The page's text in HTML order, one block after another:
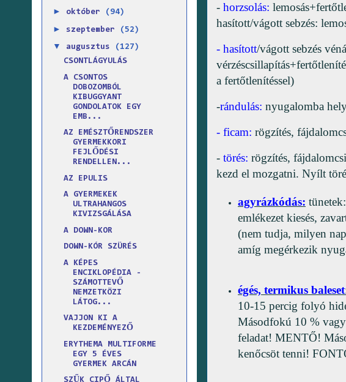
- horzsolás:
hasított/vágott sebzés:
- hasított/vágott sebzés
a fertőtlenítéssel)
-rándulás: nyugalomba
- ficam: rögzítés,
- törés: rögzítés,
kezd el mozgatni. Nyílt
agyrázkódás:
emlékezet kiesés,
(nem tudja, milyen
amíg megérkezik
égés, termikus baleset
10-15 percig folyó
Másodfokú 10 %
feladat! MENTŐ!
kenőcsöt tenni!
► október (94)
► szeptember (52)
▼ augusztus
(127)
CSONTLÁGYULÁS
A CSONTOS
DOBOZOMBÓL
KIBUGGYANT
GONDOLATOK EGY
EMB...
AZ EMÉSZTŐRENDSZER
GYERMEKKORI
FEJLŐDÉSI
RENDELLEN...
AZ EPULIS
A GYERMEKEK
ULTRAHANGOS
KIVIZSGÁLÁSA
A DOWN-KOR
DOWN-KÓR SZÜRÉS
A KÉPES
ENCIKLOPÉDIA -
SZÁMOTTEVŐ
NEMZETKÖZI
LÁTOG...
VAJJON KI A
KEZDEMÉNYEZŐ
ERYTHEMA MULTIFORME
EGY 5 ÉVES
GYERMEK ARCÁN